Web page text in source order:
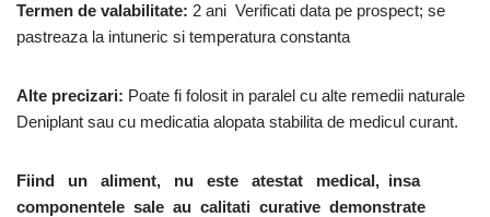
Termen de valabilitate: 2 ani Verificati data pe prospect; se
pastreaza la intuneric si temperatura constanta
Alte precizari: Poate fi folosit in paralel cu alte remedii naturale
Deniplant sau cu medicatia alopata stabilita de medicul curant.
Fiind un aliment, nu este atestat medical, insa
componentele sale au calitati curative demonstrate